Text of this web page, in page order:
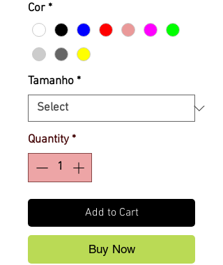
Cor *
Tamanho *
Quantity *
Add to Cart
Buy Now